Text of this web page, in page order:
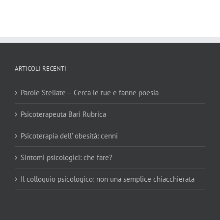
ARTICOLI RECENTI
Parole Stellate – Cerca le tue e fanne poesia
Psicoterapeuta Bari Rubrica
Psicoterapia dell’ obesità: cenni
Sintomi psicologici: che fare?
Il colloquio psicologico: non una semplice chiacchierata